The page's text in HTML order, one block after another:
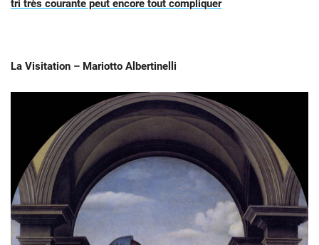
tri très courante peut encore tout compliquer
La Visitation – Mariotto Albertinelli